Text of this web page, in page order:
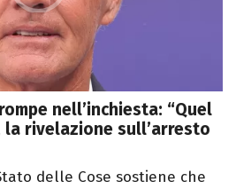
nell’inchiesta: “Quel
rivelazione sull’arresto
delle Cose sostiene che